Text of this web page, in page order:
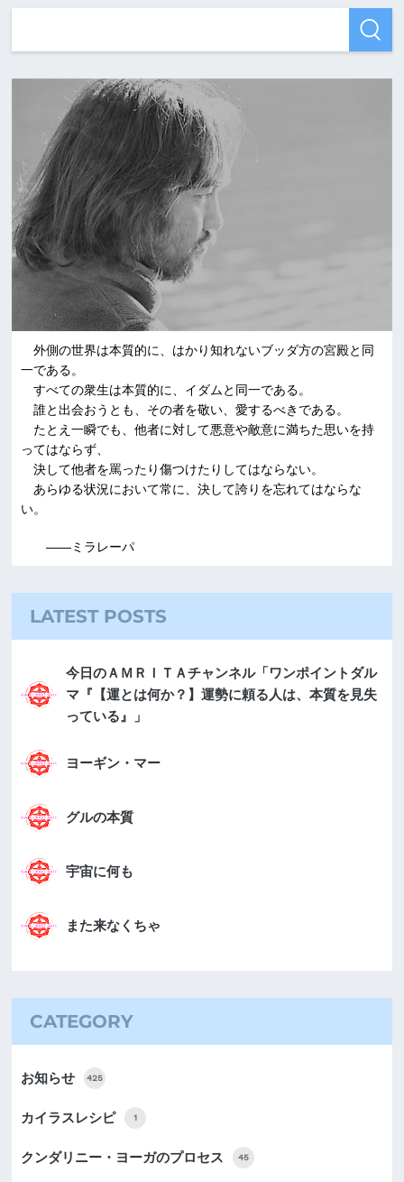
外側の世界は本質的に、はかり知れないブッダ方の宮殿と同
一である。
すべての衆生は本質的に、イダムと同一である。
誰と出会おうとも、その者を敬い、愛するべきである。
たとえ一瞬でも、他者に対して悪意や敵意に満ちた思いを持
ってはならず、
決して他者を罵ったり傷つけたりしてはならない。
あらゆる状況において常に、決して誇りを忘れてはならな
い。
――ミラレーパ
LATEST POSTS
今日のＡＭＲＩＴＡチャンネル「ワンポイントダル
マ『【運とは何か？】運勢に頼る人は、本質を見失
っている』」
ヨーギン・マー
グルの本質
宇宙に何も
また来なくちゃ
CATEGORY
お知らせ 425
カイラスレシピ 1
クンダリニー・ヨーガのプロセス 45